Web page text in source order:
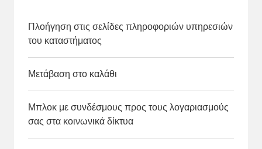
Πλοήγηση στις σελίδες πληροφοριών υπηρεσιών
του καταστήματος
Μετάβαση στο καλάθι
Μπλοκ με συνδέσμους προς τους λογαριασμούς
σας στα κοινωνικά δίκτυα